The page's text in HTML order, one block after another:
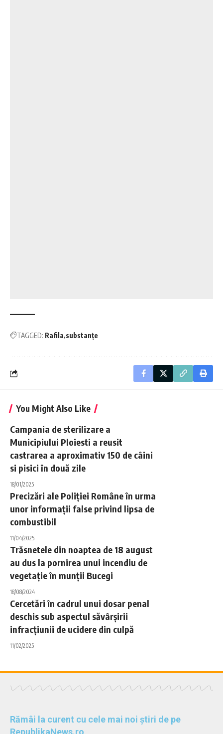
TAGGED: Rafila substanțe
You Might Also Like
Campania de sterilizare a
Municipiului Ploiesti a reusit
castrarea a aproximativ 150 de câini
si pisici în două zile
18/01/2025
Precizări ale Poliției Române în urma
unor informații false privind lipsa de
combustibil
11/04/2025
Trăsnetele din noaptea de 18 august
au dus la pornirea unui incendiu de
vegetație în munții Bucegi
18/08/2024
Cercetări în cadrul unui dosar penal
deschis sub aspectul săvârșirii
infracțiunii de ucidere din culpă
11/02/2025
Rămâi la curent cu cele mai noi știri de pe
RepublikaNews.ro